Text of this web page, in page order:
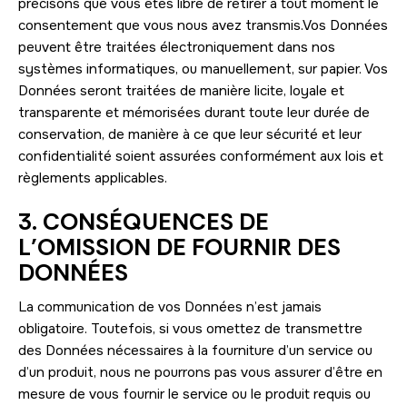
consentement que vous nous avez transmis.Vos Données
peuvent être traitées électroniquement dans nos
systèmes informatiques, ou manuellement, sur papier. Vos
Données seront traitées de manière licite, loyale et
transparente et mémorisées durant toute leur durée de
conservation, de manière à ce que leur sécurité et leur
confidentialité soient assurées conformément aux lois et
règlements applicables.
3. CONSÉQUENCES DE
L’OMISSION DE FOURNIR DES
DONNÉES
La communication de vos Données n’est jamais
obligatoire. Toutefois, si vous omettez de transmettre
des Données nécessaires à la fourniture d’un service ou
d’un produit, nous ne pourrons pas vous assurer d’être en
mesure de vous fournir le service ou le produit requis ou